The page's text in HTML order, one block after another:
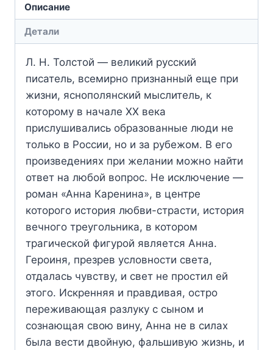
Описание
Детали
Л. Н. Толстой — великий русский
писатель, всемирно признанный еще при
жизни, яснополянский мыслитель, к
которому в начале XX века
прислушивались образованные люди не
только в России, но и за рубежом. В его
произведениях при желании можно найти
ответ на любой вопрос. Не исключение —
роман «Анна Каренина», в центре
которого история любви-страсти, история
вечного треугольника, в котором
трагической фигурой является Анна.
Героиня, презрев условности света,
отдалась чувству, и свет не простил ей
этого. Искренняя и правдивая, остро
переживающая разлуку с сыном и
сознающая свою вину, Анна не в силах
была вести двойную, фальшивую жизнь, и